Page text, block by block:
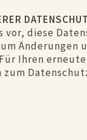
vor, diese
Änderungen
Ihren
zum